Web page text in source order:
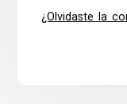
¿Olvidaste la